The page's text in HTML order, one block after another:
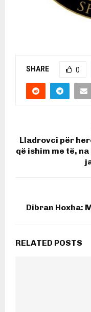
SHARE 0
Lladrovci për
që ishim me të,
Dibran Hoxha:
RELATED POSTS